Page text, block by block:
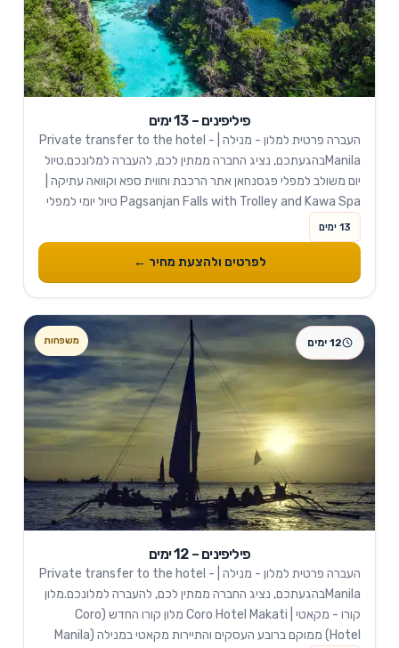
פיליפינים – 13 ימים
העברה פרטית למלון - מנילה | Private transfer to the hotel -
Manilaבהגעתכם, נציג החברה ממתין לכם, להעברה למלונכם.טיול
יום משולב למפלי פגסנחאן אתר הרכבת וחווית ספא וקוואה עתיקה |
Pagsanjan Falls with Trolley and Kawa Spa טיול יומי למפלי
פגסנחאן -...
13 ימים
לפרטים ולהצעת מחיר ←
12 ימים
פיליפינים – 12 ימים
העברה פרטית למלון - מנילה | Private transfer to the hotel -
Manilaבהגעתכם, נציג החברה ממתין לכם, להעברה למלונכם.מלון
קורו - מקאטי | Coro Hotel Makati מלון קורו החדש (Coro
Hotel) ממוקם ברובע העסקים והתיירות מקאטי במנילה (Manila